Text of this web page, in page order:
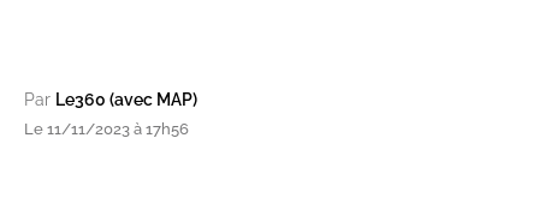
Par Le360 (avec MAP)
Le 11/11/2023 à 17h56